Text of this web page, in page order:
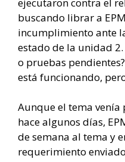
buscando librar a
incumplimiento ante
estado de la unidad
o pruebas
está funcionando,
Aunque el tema venía
hace algunos días,
de semana al tema y
requerimiento